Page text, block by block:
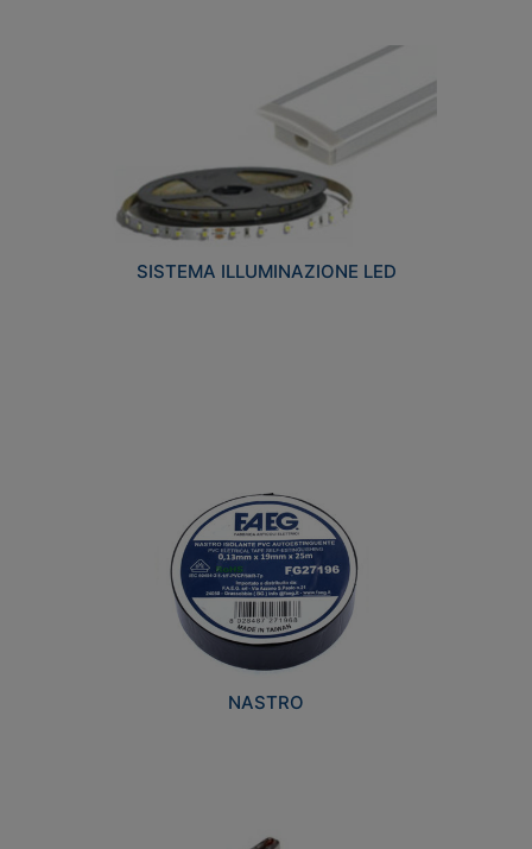
SISTEMA ILLUMINAZIONE LED
NASTRO